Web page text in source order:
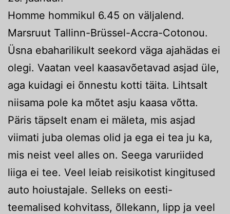
Homme hommikul 6.45 on väljalend.
Marsruut Tallinn-Brüssel-Accra-Cotonou.
Üsna ebaharilikult seekord väga ajahädas ei
olegi. Vaatan veel kaasavõetavad asjad üle,
aga kuidagi ei õnnestu kotti täita. Lihtsalt
niisama pole ka mõtet asju kaasa võtta.
Päris täpselt enam ei mäleta, mis asjad
viimati juba olemas olid ja ega ei tea ju ka,
mis neist veel alles on. Seega varuriided
liiga ei tee. Veel leiab reisikotist kingitused
auto hoiustajale. Selleks on eesti-
teemalised kohvitass, õllekann, lipp ja veel